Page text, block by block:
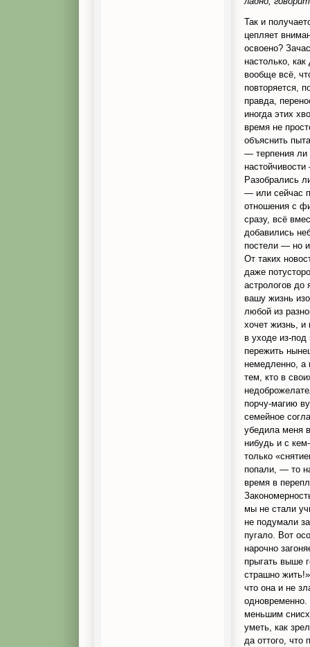
Так и
цепляет
освоено?
настолько,
вообще всё,
повторяется,
правда,
иногда этих
время не
объяснить
— терпения ли
Разобрались
— или сейчас
отношения с
сразу, всё
добавились
постели — но
От таких
даже
астрологов до
вашу жизнь
любой из
хочет жизнь, и
в уходе из-под
пережить
немедленно, а
тем, кто в
порчу-магию
семейное
убедила меня
нибудь и с
только
попали, — то
время в
мы не стали
не подумали
пугало. Вот
нарочно
прыгать выше
страшно
что она и не
меньшим
уметь, как
да оттого, что